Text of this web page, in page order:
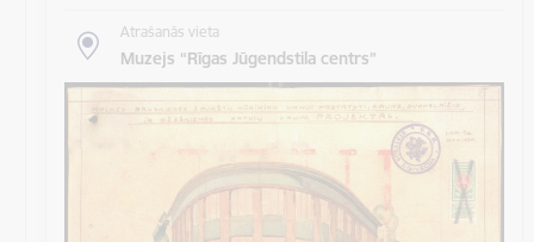
Atrašanās vieta
Muzejs “Rīgas Jūgendstila centrs”